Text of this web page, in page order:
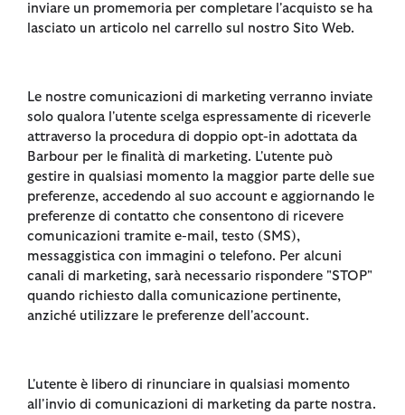
inviare un promemoria per completare l'acquisto se ha
lasciato un articolo nel carrello sul nostro Sito Web.
Le nostre comunicazioni di marketing verranno inviate
solo qualora l'utente scelga espressamente di riceverle
attraverso la procedura di doppio opt-in adottata da
Barbour per le finalità di marketing. L'utente può
gestire in qualsiasi momento la maggior parte delle sue
preferenze, accedendo al suo account e aggiornando le
preferenze di contatto che consentono di ricevere
comunicazioni tramite e-mail, testo (SMS),
messaggistica con immagini o telefono. Per alcuni
canali di marketing, sarà necessario rispondere "STOP"
quando richiesto dalla comunicazione pertinente,
anziché utilizzare le preferenze dell'account.
L'utente è libero di rinunciare in qualsiasi momento
all'invio di comunicazioni di marketing da parte nostra.